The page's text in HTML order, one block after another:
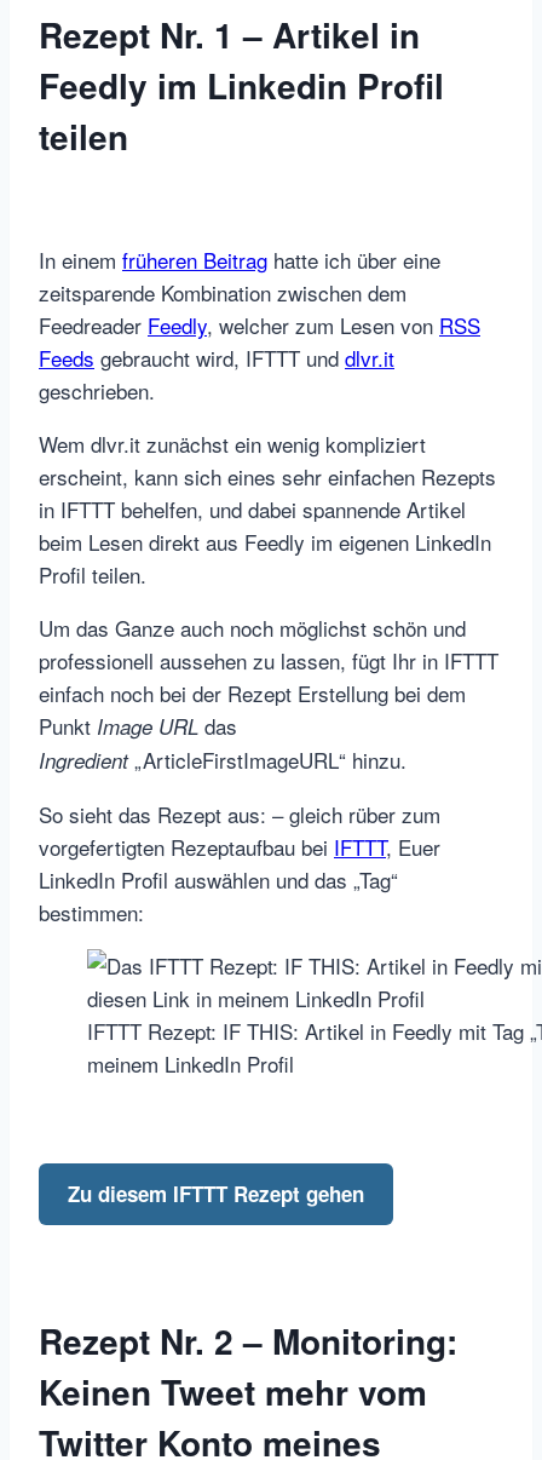
Rezept Nr. 1 – Artikel in
Feedly im Linkedin Profil
teilen
In einem früheren Beitrag hatte ich über eine
zeitsparende Kombination zwischen dem
Feedreader Feedly, welcher zum Lesen von RSS
Feeds gebraucht wird, IFTTT und dlvr.it
geschrieben.
Wem dlvr.it zunächst ein wenig kompliziert
erscheint, kann sich eines sehr einfachen Rezepts
in IFTTT behelfen, und dabei spannende Artikel
beim Lesen direkt aus Feedly im eigenen LinkedIn
Profil teilen.
Um das Ganze auch noch möglichst schön und
professionell aussehen zu lassen, fügt Ihr in IFTTT
einfach noch bei der Rezept Erstellung bei dem
Punkt Image URL das
Ingredient„ArticleFirstImageURL“ hinzu.
So sieht das Rezept aus: – gleich rüber zum
vorgefertigten Rezeptaufbau bei IFTTT, Euer
LinkedIn Profil auswählen und das „Tag“
bestimmen:
IFTTT Rezept: IF THIS: Artikel in Feedly mit Tag
meinem LinkedIn Profil
Zu diesem IFTTT Rezept gehen
Rezept Nr. 2 – Monitoring:
Keinen Tweet mehr vom
Twitter Konto meines